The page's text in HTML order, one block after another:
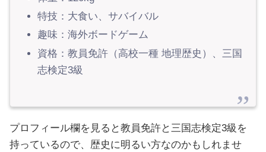
特技：大食い、サバイバル
趣味：海外ボードゲーム
資格：教員免許（高校一種 地理歴史）、三国
志検定3級
プロフィール欄を見ると教員免許と三国志検定3級を
持っているので、歴史に明るい方なのかもしれませ